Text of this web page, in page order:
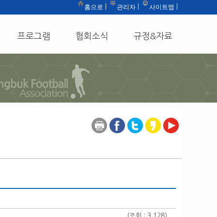
홈으로 관리자 사이트맵
프로그램 협회소식 규정&자료
(조회 : 3,128)